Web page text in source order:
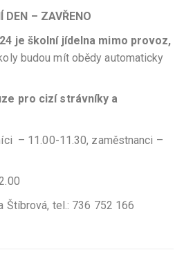
DEN – ZAVŘENO
je školní jídelna mimo provoz,
budou mít obědy automaticky
pro cizí strávníky a
– 11.00-11.30, zaměstnanci –
Štíbrová, tel.: 736 752 166